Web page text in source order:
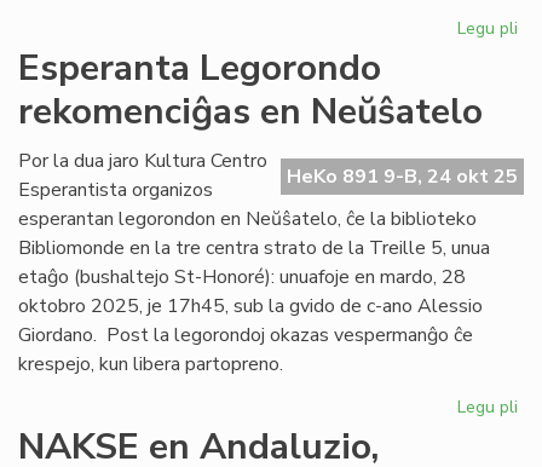
Legu pli
la
Esperanta Legorondo
rekomenciĝas en Neŭŝatelo
HeKo 891 9-B, 24 okt 25
Por la dua jaro Kultura Centro
Esperantista organizos
esperantan legorondon en Neŭŝatelo, ĉe la biblioteko
Bibliomonde en la tre centra strato de la Treille 5, unua
etaĝo (bushaltejo St-Honoré): unuafoje en mardo, 28
oktobro 2025, je 17h45, sub la gvido de c-ano Alessio
Giordano. Post la legorondoj okazas vespermanĝo ĉe
krespejo, kun libera partopreno.
Legu pli
NAKSE en Andaluzio,